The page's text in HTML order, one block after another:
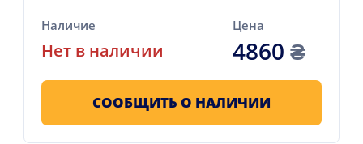
Наличие
Нет в наличии
Цена
4860₴
СООБЩИТЬ О НАЛИЧИИ